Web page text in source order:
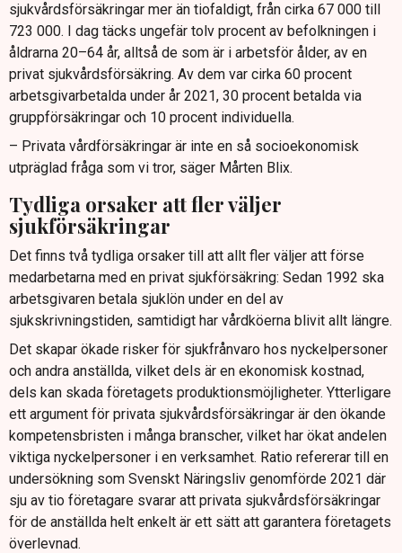
sjukvårdsförsäkringar mer än tiofaldigt, från cirka 67 000 till
723 000. I dag täcks ungefär tolv procent av befolkningen i
åldrarna 20–64 år, alltså de som är i arbetsför ålder, av en
privat sjukvårdsförsäkring. Av dem var cirka 60 procent
arbetsgivarbetalda under år 2021, 30 procent betalda via
gruppförsäkringar och 10 procent individuella.
– Privata vårdförsäkringar är inte en så socioekonomisk
utpräglad fråga som vi tror, säger Mårten Blix.
Tydliga orsaker att fler väljer
sjukförsäkringar
Det finns två tydliga orsaker till att allt fler väljer att förse
medarbetarna med en privat sjukförsäkring: Sedan 1992 ska
arbetsgivaren betala sjuklön under en del av
sjukskrivningstiden, samtidigt har vårdköerna blivit allt längre.
Det skapar ökade risker för sjukfrånvaro hos nyckelpersoner
och andra anställda, vilket dels är en ekonomisk kostnad,
dels kan skada företagets produktionsmöjligheter. Ytterligare
ett argument för privata sjukvårdsförsäkringar är den ökande
kompetensbristen i många branscher, vilket har ökat andelen
viktiga nyckelpersoner i en verksamhet. Ratio refererar till en
undersökning som Svenskt Näringsliv genomförde 2021 där
sju av tio företagare svarar att privata sjukvårdsförsäkringar
för de anställda helt enkelt är ett sätt att garantera företagets
överlevnad.